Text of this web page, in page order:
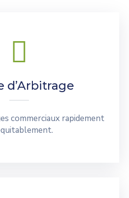
d’Arbitrage
commerciaux rapidement